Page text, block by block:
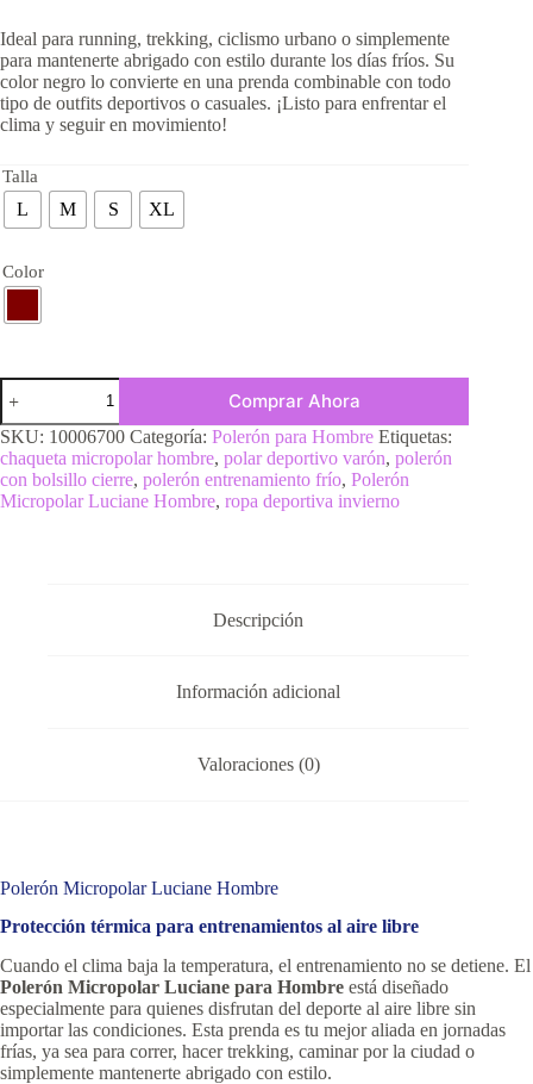
Ideal para running, trekking, ciclismo urbano o simplemente
para mantenerte abrigado con estilo durante los días fríos. Su
color negro lo convierte en una prenda combinable con todo
tipo de outfits deportivos o casuales. ¡Listo para enfrentar el
clima y seguir en movimiento!
Talla
L M S XL
Color
Comprar Ahora
SKU: 10006700 Categoría: Polerón para Hombre Etiquetas:
chaqueta micropolar hombre, polar deportivo varón, polerón
con bolsillo cierre, polerón entrenamiento frío, Polerón
Micropolar Luciane Hombre, ropa deportiva invierno
Descripción
Información adicional
Valoraciones (0)
Polerón Micropolar Luciane Hombre
Protección térmica para entrenamientos al aire libre
Cuando el clima baja la temperatura, el entrenamiento no se detiene. El
Polerón Micropolar Luciane para Hombre está diseñado
especialmente para quienes disfrutan del deporte al aire libre sin
importar las condiciones. Esta prenda es tu mejor aliada en jornadas
frías, ya sea para correr, hacer trekking, caminar por la ciudad o
simplemente mantenerte abrigado con estilo.